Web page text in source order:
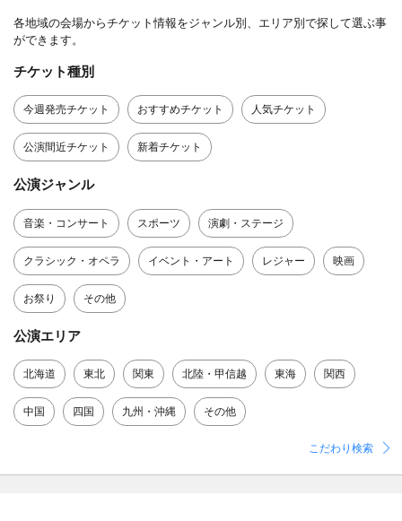
各地域の会場からチケット情報をジャンル別、エリア別で探して選ぶ事
ができます。
チケット種別
今週発売チケット おすすめチケット 人気チケット
公演間近チケット 新着チケット
公演ジャンル
音楽・コンサート スポーツ 演劇・ステージ
クラシック・オペラ イベント・アート レジャー 映画
お祭り その他
公演エリア
北海道 東北 関東 北陸・甲信越 東海 関西
中国 四国 九州・沖縄 その他
こだわり検索